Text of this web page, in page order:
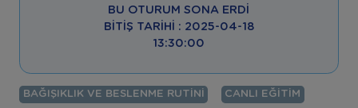
BU OTURUM SONA ERDI
BITIŞ TARIHI : 2025-04-18
13:30:00
BAĞIŞIKLIK VE BESLENME RUTINI CANLI EĞITIM